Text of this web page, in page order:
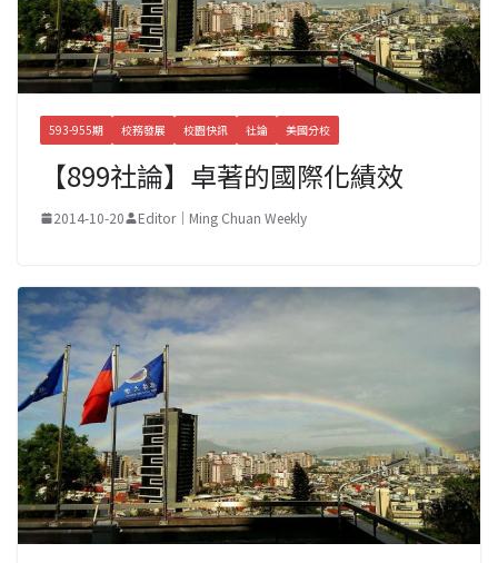
593-955期 校務發展 校園快訊 社論 美國分校
【899社論】卓著的國際化績效
2014-10-20 Editor｜Ming Chuan Weekly